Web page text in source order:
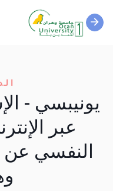
يونيبسي -
عبر
النفسي عن